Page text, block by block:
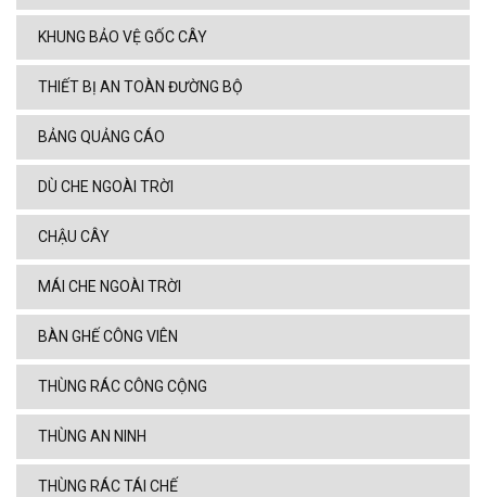
KHUNG BẢO VỆ GỐC CÂY
THIẾT BỊ AN TOÀN ĐƯỜNG BỘ
BẢNG QUẢNG CÁO
DÙ CHE NGOÀI TRỜI
CHẬU CÂY
MÁI CHE NGOÀI TRỜI
BÀN GHẾ CÔNG VIÊN
THÙNG RÁC CÔNG CỘNG
THÙNG AN NINH
THÙNG RÁC TÁI CHẾ